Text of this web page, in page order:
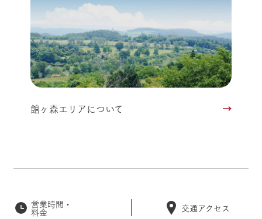
館ヶ森エリアについて
営業時間・
料金 交通アクセス